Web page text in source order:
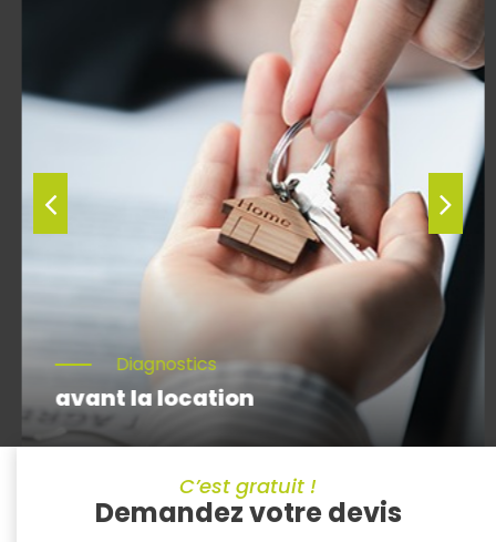
Diagnostics
avant la location
C’est gratuit !
Demandez votre devis